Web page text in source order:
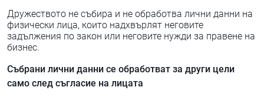
Дружеството не събира и не обработва лични данни на
физически лица, които надхвърлят неговите
задължения по закон или неговите нужди за правене на
бизнес.
Събрани лични данни се обработват за други цели
само след съгласие на лицата